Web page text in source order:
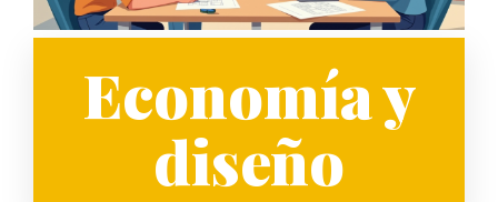
Economía y
diseño